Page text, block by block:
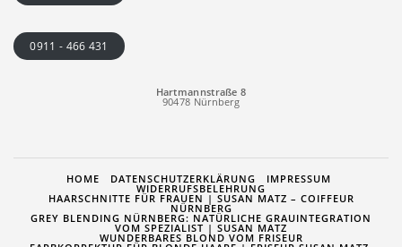
0911 - 466 431
Hartmannstraße 8
90478 Nürnberg
HOME DATENSCHUTZERKLÄRUNG IMPRESSUM
WIDERRUFSBELEHRUNG
HAARSCHNITTE FÜR FRAUEN | SUSAN MATZ – COIFFEUR
NÜRNBERG
GREY BLENDING NÜRNBERG: NATÜRLICHE GRAUINTEGRATION
VOM SPEZIALIST | SUSAN MATZ
WUNDERBARES BLOND VOM FRISEUR